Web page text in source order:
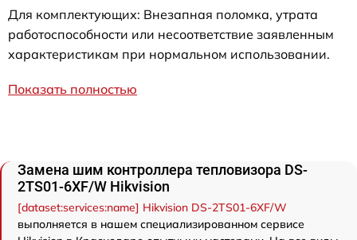
Для комплектующих: Внезапная поломка, утрата
работоспособности или несоответствие заявленным
характеристикам при нормальном использовании.
Показать полностью
Замена шим контроллера тепловизора DS-
2TS01-6XF/W Hikvision
[dataset:services:name] Hikvision DS-2TS01-6XF/W
выполняется в нашем специализированном сервисе